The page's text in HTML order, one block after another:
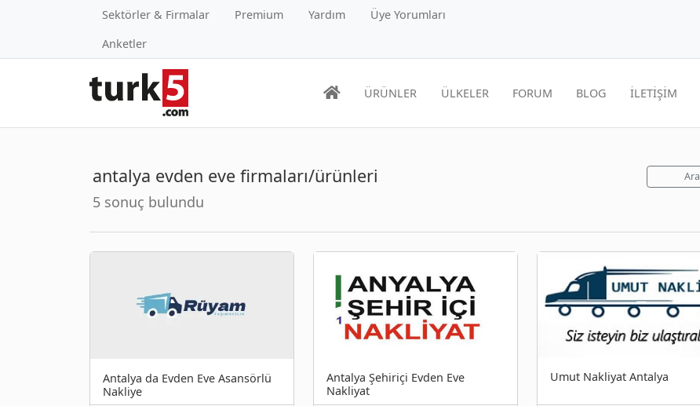
Sektörler & Firmalar Premium Yardım
Üye Yorumları
Anketler
ÜRÜNLER ÜLKELER FORUM BLOG İLETİŞİM
antalya evden eve firmaları/ürünleri
5 sonuç bulundu
Ara
Antalya da Evden Eve Asansörlü
Nakliye
Antalya Şehiriçi Evden Eve
Nakliyat
Umut Nakliyat Antalya